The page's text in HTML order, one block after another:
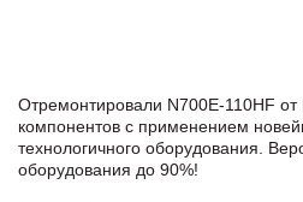
Отремонтировали N700E-110HF от
компонентов с применением
технологичного оборудования.
оборудования до 90%!